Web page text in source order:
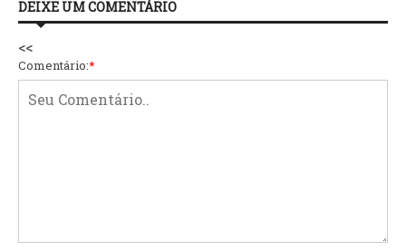
DEIXE UM COMENTÁRIO
<<
Comentário:*